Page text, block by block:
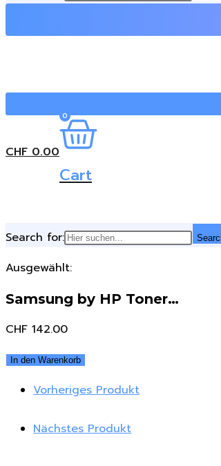
CHF0.00
0
Cart
Search for:
Ausgewählt:
Samsung by HP Toner…
CHF 142.00
Samsung
CLT-
In den Warenkorb
Vorheriges Produkt
Nächstes Produkt